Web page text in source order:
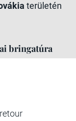
területén
bringatúra